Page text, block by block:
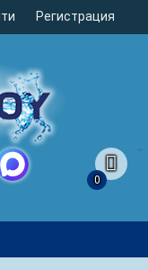
Регистрация
0